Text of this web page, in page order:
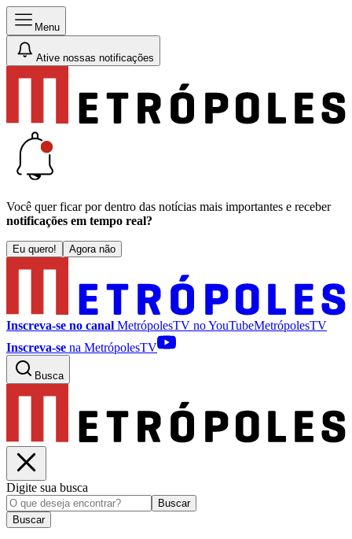
Menu
Ative nossas notificações
Você quer ficar por dentro das notícias mais importantes e receber
notificações em tempo real?
Eu quero! Agora não
Inscreva-se no canal MetrópolesTV noYouTubeMetrópolesTV
Inscreva-se na MetrópolesTV
Busca
Digite sua busca
Buscar
Buscar